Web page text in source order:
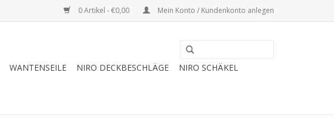
0 Artikel - €0,00 Mein Konto / Kundenkonto anlegen
WANTENSEILE NIRO DECKBESCHLÄGE
NIRO SCHÄKEL